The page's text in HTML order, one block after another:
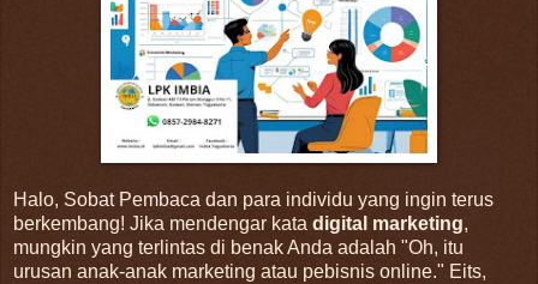
Halo, Sobat Pembaca dan para individu yang ingin terus
berkembang! Jika mendengar kata digital marketing,
mungkin yang terlintas di benak Anda adalah "Oh, itu
urusan anak-anak marketing atau pebisnis online." Eits,